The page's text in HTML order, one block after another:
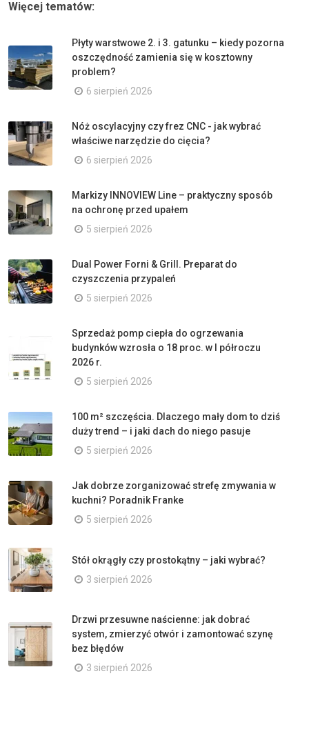
Więcej tematów:
Płyty warstwowe 2. i 3. gatunku – kiedy pozorna
oszczędność zamienia się w kosztowny
problem?
6 sierpień 2026
Nóż oscylacyjny czy frez CNC - jak wybrać
właściwe narzędzie do cięcia?
6 sierpień 2026
Markizy INNOVIEW Line – praktyczny sposób
na ochronę przed upałem
5 sierpień 2026
Dual Power Forni & Grill. Preparat do
czyszczenia przypaleń
5 sierpień 2026
Sprzedaż pomp ciepła do ogrzewania
budynków wzrosła o 18 proc. w I półroczu
2026 r.
5 sierpień 2026
100 m² szczęścia. Dlaczego mały dom to dziś
duży trend – i jaki dach do niego pasuje
5 sierpień 2026
Jak dobrze zorganizować strefę zmywania w
kuchni? Poradnik Franke
5 sierpień 2026
Stół okrągły czy prostokątny – jaki wybrać?
3 sierpień 2026
Drzwi przesuwne naścienne: jak dobrać
system, zmierzyć otwór i zamontować szynę
bez błędów
3 sierpień 2026